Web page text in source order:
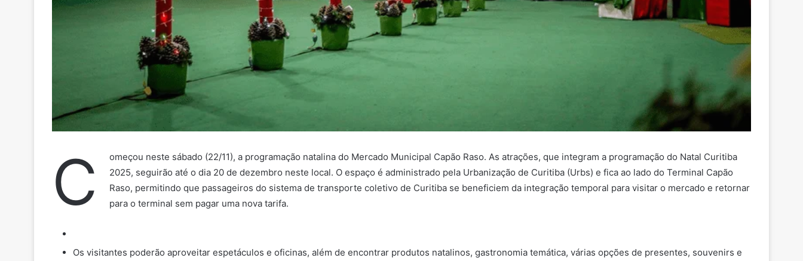
C
omeçou neste sábado (22/11), a programação natalina do Mercado Municipal Capão Raso. As atrações, que integram a programação do Natal Curitiba
2025, seguirão até o dia 20 de dezembro neste local. O espaço é administrado pela Urbanização de Curitiba (Urbs) e fica ao lado do Terminal Capão
Raso, permitindo que passageiros do sistema de transporte coletivo de Curitiba se beneficiem da integração temporal para visitar o mercado e retornar
para o terminal sem pagar uma nova tarifa.
Os visitantes poderão aproveitar espetáculos e oficinas, além de encontrar produtos natalinos, gastronomia temática, várias opções de presentes, souvenirs e